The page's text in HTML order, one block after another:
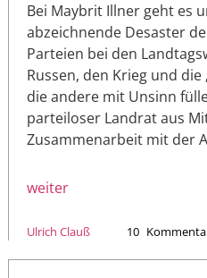
Bei Maybrit Illner geht es
abzeichnende Desaster
Parteien bei den
Russen, den Krieg und die
die andere mit Unsinn
parteiloser Landrat aus
Zusammenarbeit mit der
weiter
Ulrich Clauß 10